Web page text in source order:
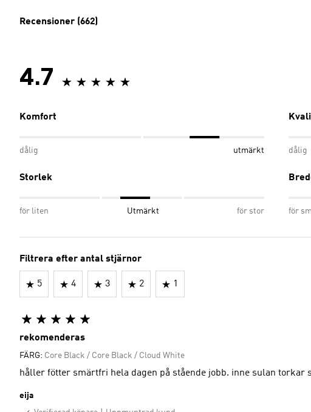
Recensioner (662)
4.7
Komfort
dålig utmärkt dålig
Storlek
för liten Utmärkt för stor för
Filtrera efter antal stjärnor
5 4 3 2 1
rekomenderas
FÄRG: Core Black / Core Black / Cloud White
håller fötter smärtfri hela dagen på stående jobb. inne sulan torkar
eija